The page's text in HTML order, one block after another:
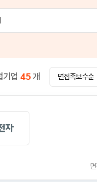
기업 45 개